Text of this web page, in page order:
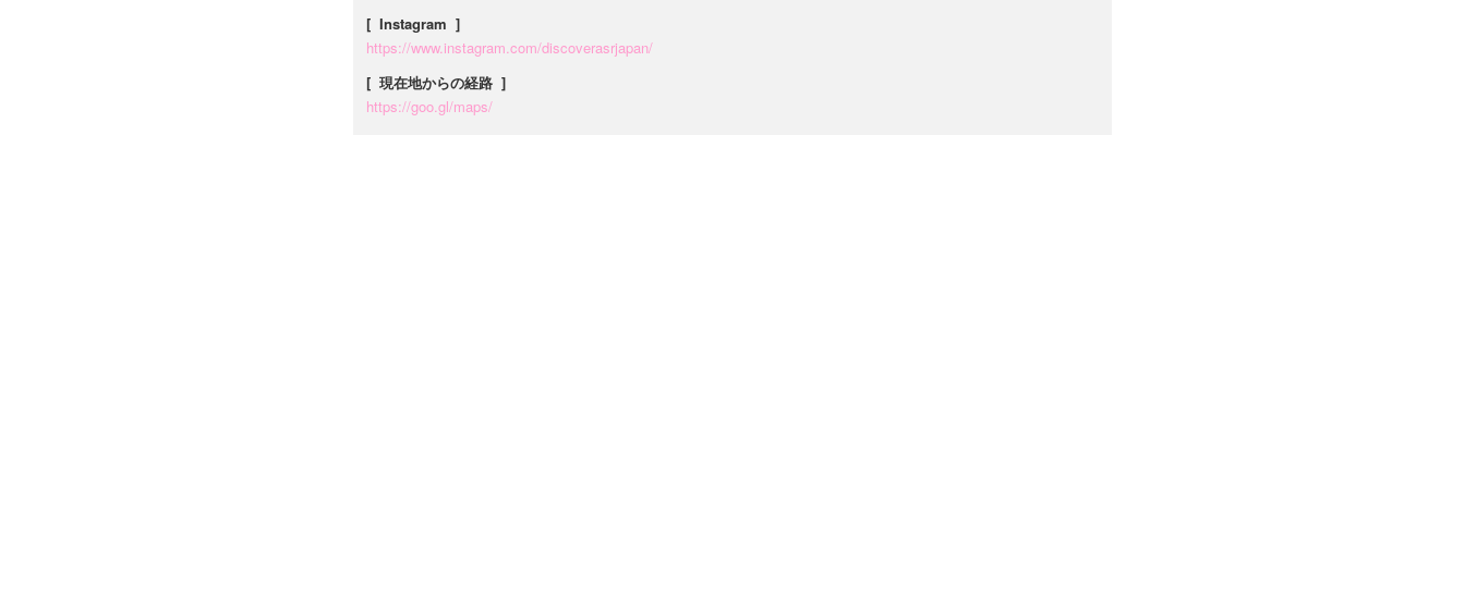
[ Instagram ]
https://www.instagram.com/discoverasrjapan/
[ 現在地からの経路 ]
https://goo.gl/maps/